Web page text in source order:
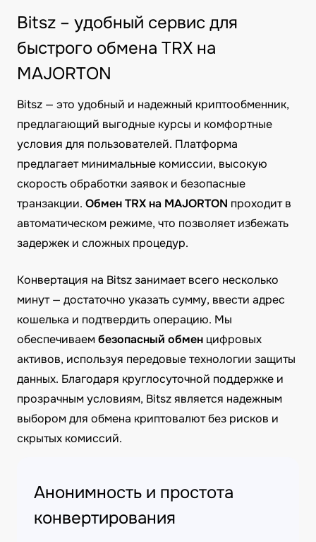
Bitsz – удобный сервис для
быстрого обмена TRX на
MAJORTON
Bitsz — это удобный и надежный криптообменник,
предлагающий выгодные курсы и комфортные
условия для пользователей. Платформа
предлагает минимальные комиссии, высокую
скорость обработки заявок и безопасные
транзакции. Обмен TRX на MAJORTON проходит в
автоматическом режиме, что позволяет избежать
задержек и сложных процедур.
Конвертация на Bitsz занимает всего несколько
минут — достаточно указать сумму, ввести адрес
кошелька и подтвердить операцию. Мы
обеспечиваембезопасный обмен цифровых
активов, используя передовые технологии защиты
данных. Благодаря круглосуточной поддержке и
прозрачным условиям, Bitsz является надежным
выбором для обмена криптовалют без рисков и
скрытых комиссий.
Анонимность и простота
конвертирования